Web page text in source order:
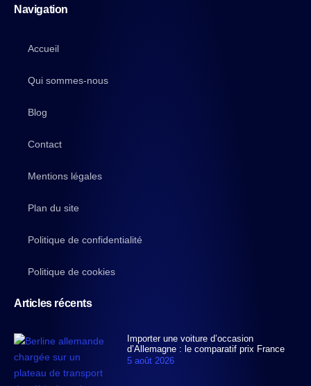
Navigation
Accueil
Qui sommes-nous
Blog
Contact
Mentions légales
Plan du site
Politique de confidentialité
Politique de cookies
Articles récents
Importer une voiture d’occasion
d’Allemagne : le comparatif prix France
5 août 2026